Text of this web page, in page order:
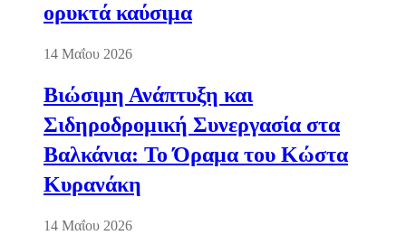
ορυκτά καύσιμα
14 Μαΐου 2026
Βιώσιμη Ανάπτυξη και
Σιδηροδρομική Συνεργασία στα
Βαλκάνια: Το Όραμα του Κώστα
Κυρανάκη
14 Μαΐου 2026